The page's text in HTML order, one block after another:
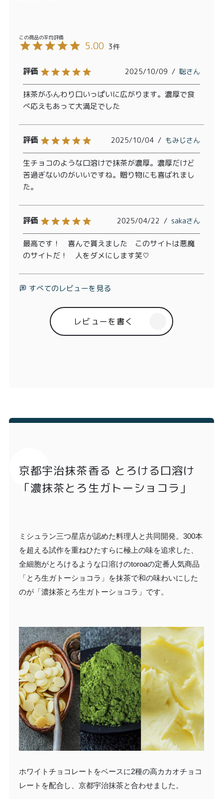
5.00 3
聡
2025/10/09
抹茶がふんわり口いっぱいに広がります。濃厚で食
べ応えもあって大満足でした
もみじ
2025/10/04
生チョコのような口溶けで抹茶が濃厚。濃厚だけど
苦過ぎないのがいいですね。贈り物にも喜ばれまし
た。
saka
2025/04/22
最高です！　喜んで貰えました　このサイトは悪魔
のサイトだ！　人をダメにします笑♡
すべてのレビューを見る
レビューを書く
京都宇治抹茶香る とろける口溶け
「濃抹茶とろ生ガトーショコラ」
ミシュラン三つ星店が認めた料理人と共同開発。300本
を超える試作を重ねひたすらに極上の味を追求した、
全細胞がとろけるような口溶けのtoroaの定番人気商品
「とろ生ガトーショコラ」を抹茶で和の味わいにした
のが「濃抹茶とろ生ガトーショコラ」です。
ホワイトチョコレートをベースに2種の高カカオチョコ
レートを配合し、京都宇治抹茶と合わせました。